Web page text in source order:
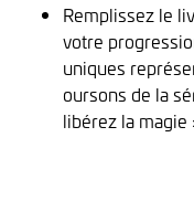
Remplissez le
votre
uniques
oursons de la
libérez la magie